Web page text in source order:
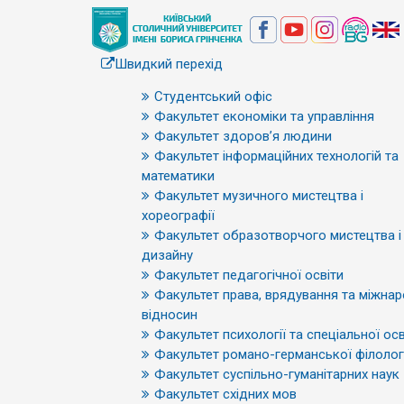
Швидкий перехід
Студентський офіс
Факультет економіки та управління
Факультет здоров’я людини
Факультет інформаційних технологій та
математики
Факультет музичного мистецтва і
хореографії
Факультет образотворчого мистецтва і
дизайну
Факультет педагогічної освіти
Факультет права, врядування та
відносин
Факультет психології та спеціальної
Факультет романо-германської
Факультет суспільно-гуманітарних наук
Факультет східних мов